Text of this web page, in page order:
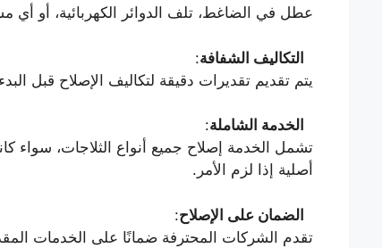
عطل في الضاغط، تلف الدوائر الكهربائية، أو أي
التكاليف الشفافة:
يتم تقديم تقديرات دقيقة لتكاليف الإصلاح قبل
الخدمة الشاملة:
تشمل الخدمة إصلاح جميع أنواع الثلاجات، سواء
أصلية إذا لزم الأمر.
الضمان على الإصلاح:
تقدم الشركات المحترفة ضمانًا على الخدمات